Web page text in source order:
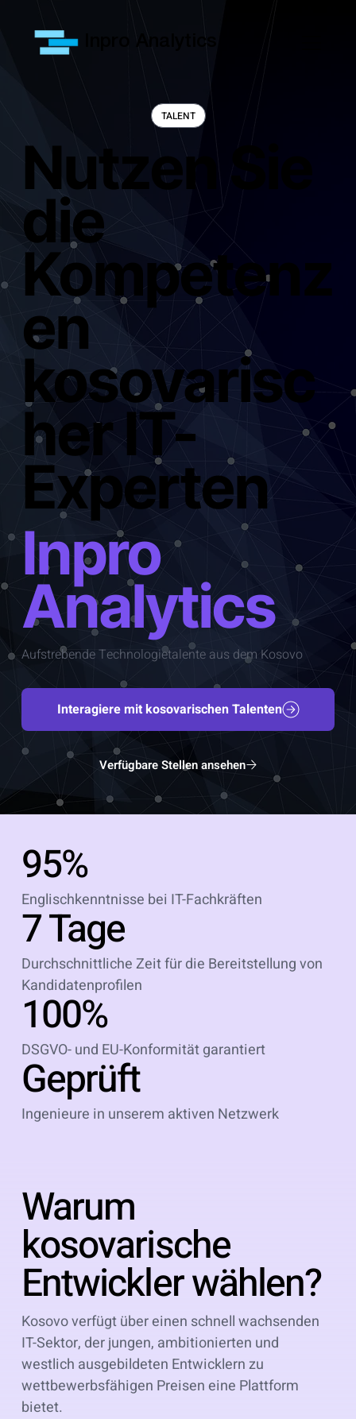
Inpro Analytics
TALENT
Nutzen Sie
die
Kompetenz
en
kosovarisc
her IT-
Experten
Inpro
Analytics
Aufstrebende Technologietalente aus dem Kosovo
Interagiere mit kosovarischen Talenten
Verfügbare Stellen ansehen
95%
Englischkenntnisse bei IT-Fachkräften
7 Tage
Durchschnittliche Zeit für die Bereitstellung von
Kandidatenprofilen
100%
DSGVO- und EU-Konformität garantiert
Geprüft
Ingenieure in unserem aktiven Netzwerk
Warum
kosovarische
Entwickler wählen?
Kosovo verfügt über einen schnell wachsenden
IT-Sektor, der jungen, ambitionierten und
westlich ausgebildeten Entwicklern zu
wettbewerbsfähigen Preisen eine Plattform
bietet.